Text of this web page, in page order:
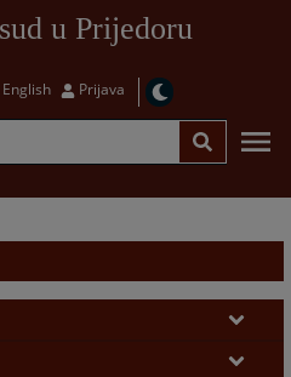
u Prijedoru
English Prijava